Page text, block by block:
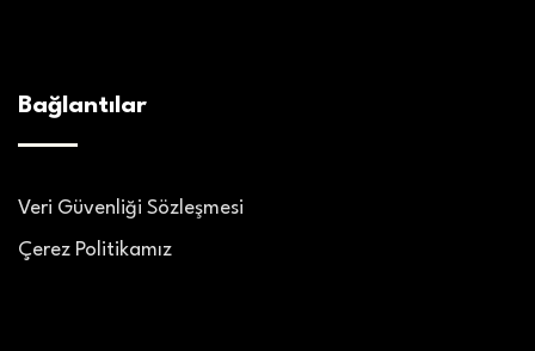
Bağlantılar
Veri Güvenliği Sözleşmesi
Çerez Politikamız